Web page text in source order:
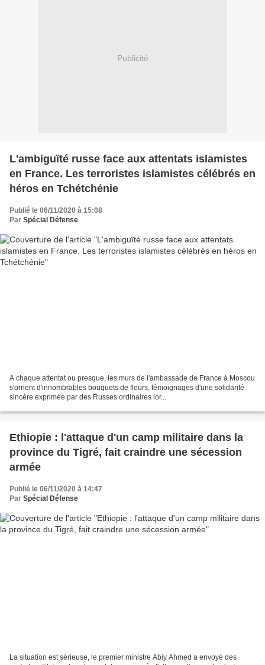
Publicité
L'ambiguïté russe face aux attentats islamistes
en France. Les terroristes islamistes célébrés en
héros en Tchétchénie
Publié le 06/11/2020 à 15:08
Par Spécial Défense
A chaque attentat ou presque, les murs de l'ambassade de France à Moscou
s'ornent d'innombrables bouquets de fleurs, témoignages d'une solidarité
sincère exprimée par des Russes ordinaires lor...
Ethiopie : l'attaque d'un camp militaire dans la
province du Tigré, fait craindre une sécession
armée
Publié le 06/11/2020 à 14:47
Par Spécial Défense
La situation est sérieuse, le premier ministre Abiy Ahmed a envoyé des